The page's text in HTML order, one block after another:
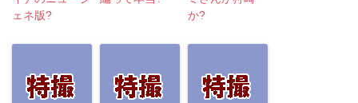
ェネ版?
か?